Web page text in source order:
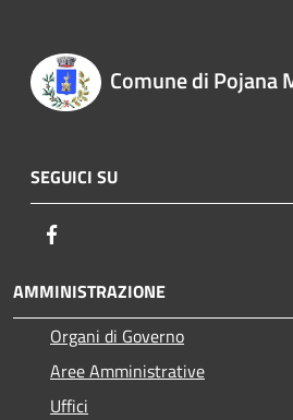
Comune di Pojana
SEGUICI SU
AMMINISTRAZIONE
Organi di Governo
Aree Amministrative
Uffici